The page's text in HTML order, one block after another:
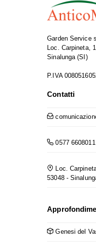
Garden Service
Loc. Carpineta,
Sinalunga (SI)
P.IVA
Contatti
0577 6608011
Loc.
53048 -
Genesi del